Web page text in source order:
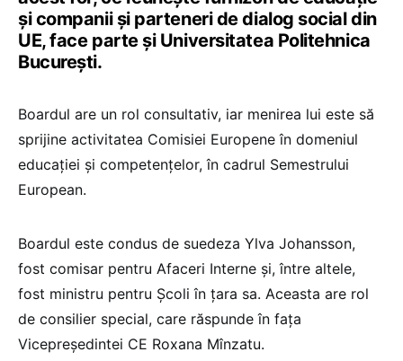
și companii și parteneri de dialog social din
UE, face parte și Universitatea Politehnica
București.
Boardul are un rol consultativ, iar menirea lui este să
sprijine activitatea Comisiei Europene în domeniul
educației și competențelor, în cadrul Semestrului
European.
Boardul este condus de suedeza Ylva Johansson,
fost comisar pentru Afaceri Interne și, între altele,
fost ministru pentru Școli în țara sa. Aceasta are rol
de consilier special, care răspunde în fața
Vicepreședintei CE Roxana Mînzatu.